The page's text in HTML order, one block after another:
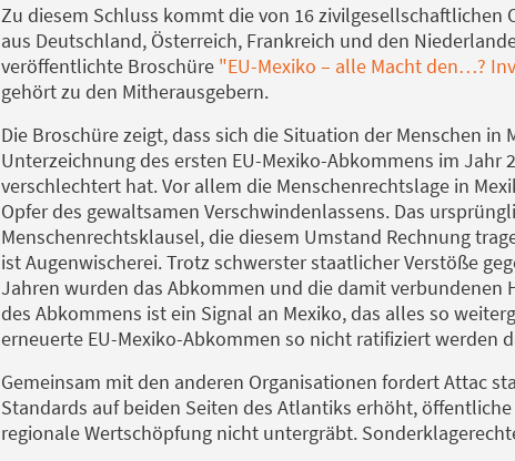
Zu diesem Schluss kommt die von 16 zivilgesellschaftlichen
aus Deutschland, Österreich, Frankreich und den
veröffentlichte Broschüre "EU-Mexiko – alle Macht den…?
gehört zu den Mitherausgebern.
Die Broschüre zeigt, dass sich die Situation der Menschen in
Unterzeichnung des ersten EU-Mexiko-Abkommens im Jahr
verschlechtert hat. Vor allem die Menschenrechtslage in
Opfer des gewaltsamen Verschwindenlassens. Das
Menschenrechtsklausel, die diesem Umstand Rechnung
ist Augenwischerei. Trotz schwerster staatlicher Verstöße
Jahren wurden das Abkommen und die damit verbundenen
des Abkommens ist ein Signal an Mexiko, das alles so
erneuerte EU-Mexiko-Abkommen so nicht ratifiziert werden
Gemeinsam mit den anderen Organisationen fordert Attac
Standards auf beiden Seiten des Atlantiks erhöht,
regionale Wertschöpfung nicht untergräbt.